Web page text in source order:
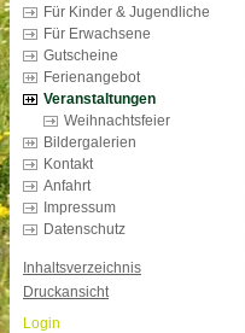
Für Kinder & Jugendliche
Für Erwachsene
Gutscheine
Ferienangebot
Veranstaltungen
Weihnachtsfeier
Bildergalerien
Kontakt
Anfahrt
Impressum
Datenschutz
Inhaltsverzeichnis
Druckansicht
Login